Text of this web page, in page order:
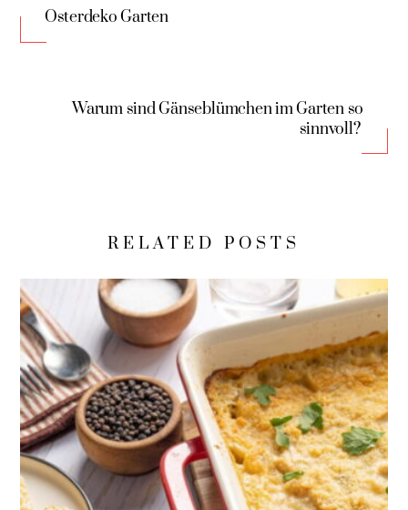
Osterdeko Garten
Warum sind Gänseblümchen im Garten so
sinnvoll?
RELATED POSTS